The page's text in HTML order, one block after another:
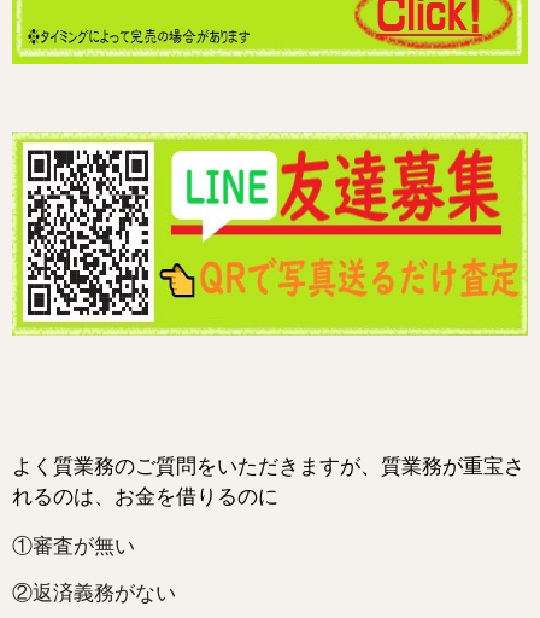
よく質業務のご質問をいただきますが、質業務が重宝さ
れるのは、お金を借りるのに
①審査が無い
②返済義務がない